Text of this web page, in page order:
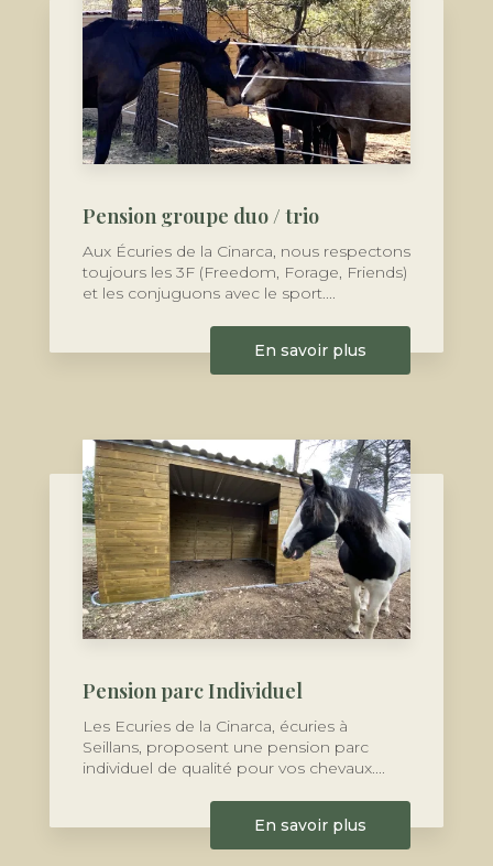
Pension groupe duo / trio
Aux Écuries de la Cinarca, nous respectons
toujours les 3F (Freedom, Forage, Friends)
et les conjuguons avec le sport....
En savoir plus
Pension parc Individuel
Les Ecuries de la Cinarca, écuries à
Seillans, proposent une pension parc
individuel de qualité pour vos chevaux....
En savoir plus